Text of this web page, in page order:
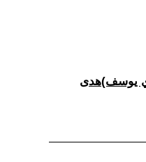
يوسف)هدى